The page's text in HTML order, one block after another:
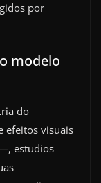
por
modelo
do
efeitos visuais
estudios